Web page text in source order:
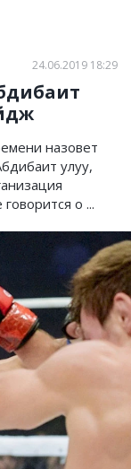
24.06.2019 18:29
назовет
улуу,
о ...